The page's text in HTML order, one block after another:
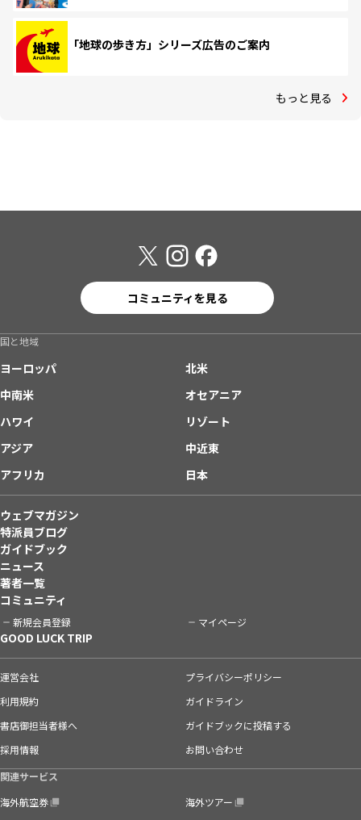
「地球の歩き方」シリーズ広告のご案内
もっと見る
コミュニティを見る
国と地域
ヨーロッパ
北米
中南米
オセアニア
ハワイ
リゾート
アジア
中近東
アフリカ
日本
ウェブマガジン
特派員ブログ
ガイドブック
ニュース
著者一覧
コミュニティ
新規会員登録 マイページ
GOOD LUCK TRIP
運営会社
プライバシーポリシー
利用規約
ガイドライン
書店御担当者様へ
ガイドブックに投稿する
採用情報
お問い合わせ
関連サービス
海外航空券
海外ツアー